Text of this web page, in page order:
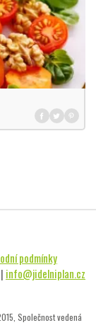
podmínky
info@jidelniplan.cz
Společnost vedená